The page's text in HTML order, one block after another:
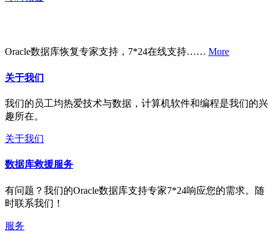
Oracle数据库恢复专家支持，7*24在线支持…… More
关于我们
我们的员工均热爱技术与数据，计算机软件和编程是我们的兴
趣所在。
关于我们
数据库救援服务
有问题？我们的Oracle数据库支持专家7*24响应您的需求。随
时联系我们！
服务